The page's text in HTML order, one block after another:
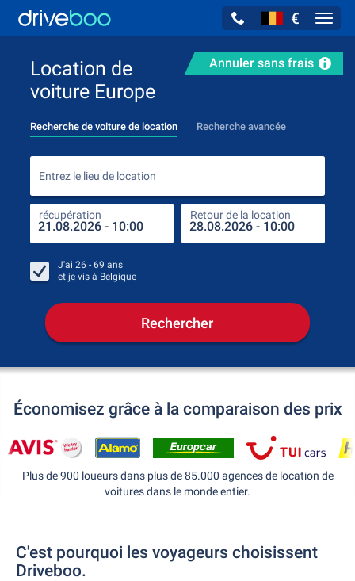
€
Annuler sans frais
Location de
voiture Europe
Recherche de voiture de location Recherche avancée
Entrez le lieu de location
récupération Retour de la location
J'ai 26 - 69 ans
et je vis à Belgique
Rechercher
Économisez grâce à la comparaison des prix
Plus de 900 loueurs dans plus de 85.000 agences de location de
voitures dans le monde entier.
C'est pourquoi les voyageurs choisissent
Driveboo.